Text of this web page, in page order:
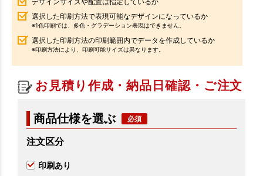
選択した印刷方法で表現可能なデザインになっているか
※1色印刷では、多色・グラデーション表現はできません。
選択した印刷方法の印刷範囲内でデータを作成しているか
※印刷方法により、印刷可能サイズは異なります。
お見積り作成・納品日確認・ご注文
商品仕様を選ぶ
注文区分
印刷あり